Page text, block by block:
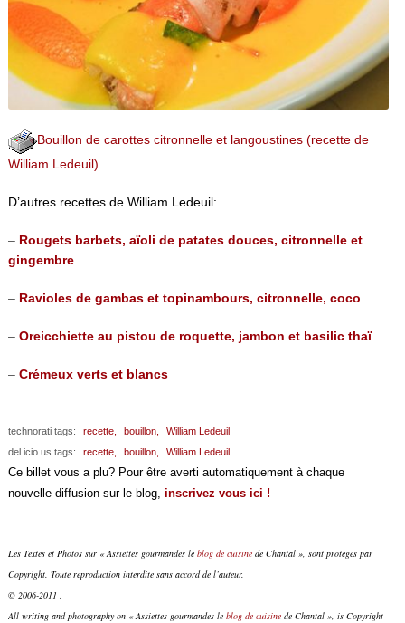
Bouillon de carottes citronnelle et langoustines (recette de
William Ledeuil)
D’autres recettes de William Ledeuil:
– Rougets barbets, aïoli de patates douces, citronnelle et
gingembre
– Ravioles de gambas et topinambours, citronnelle, coco
– Oreicchiette au pistou de roquette, jambon et basilic thaï
– Crémeux verts et blancs
technorati tags: recette, bouillon,
William Ledeuil
del.icio.us tags:
recette, bouillon, William Ledeuil
Ce billet vous a plu? Pour être averti automatiquement à chaque
nouvelle diffusion sur le blog, inscrivez vous ici !
Les Textes et Photos sur « Assiettes gourmandes le blog de cuisinede Chantal », sont protégés par
Copyright. Toute reproduction interdite sans accord de l’auteur.
© 2006-2011 .
All writing and photography on « Assiettes gourmandes le blog de cuisinede Chantal », is Copyright